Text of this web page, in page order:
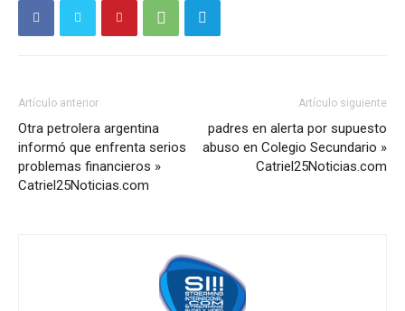
Artículo anterior
Otra petrolera argentina
informó que enfrenta serios
problemas financieros »
Catriel25Noticias.com
Artículo siguiente
padres en alerta por supuesto
abuso en Colegio Secundario »
Catriel25Noticias.com